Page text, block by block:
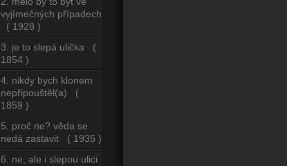
vyjímečných případech
( 1928 )
3. je to slepá ulička (
1854 )
4. nikdy bych klonem
nepřipouštěl(a) (
1859 )
5. proč ne? věda se
nedá zastavit ( 1935 )
6. ne, ale i slepou ulici